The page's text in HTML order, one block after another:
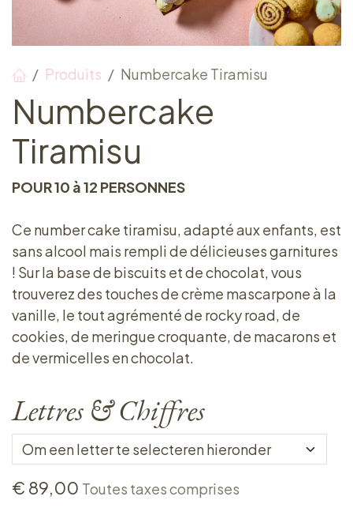
Produits Numbercake Tiramisu
Numbercake
Tiramisu
POUR 10 à 12 PERSONNES
Ce number cake tiramisu, adapté aux enfants, est
sans alcool mais rempli de délicieuses garnitures
! Sur la base de biscuits et de chocolat, vous
trouverez des touches de crème mascarpone à la
vanille, le tout agrémenté de rocky road, de
cookies, de meringue croquante, de macarons et
de vermicelles en chocolat.
Lettres & Chiffres
€ 89,00 Toutes taxes comprises